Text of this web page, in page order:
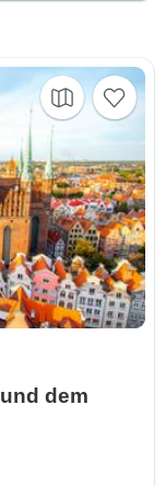
dem